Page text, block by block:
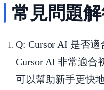
常見問題解
Q: Cursor AI 是否適
Cursor AI 非常適合
可以幫助新手更快